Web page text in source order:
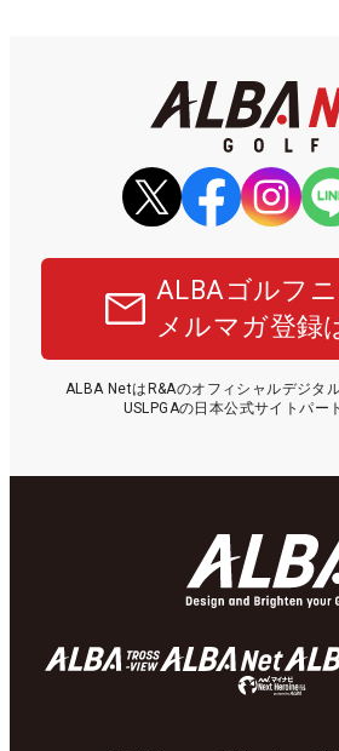
ALBAゴルフ
メルマガ登録
ALBA NetはR&Aのオフィシャルデジタ
USLPGAの日本公式サイトパー